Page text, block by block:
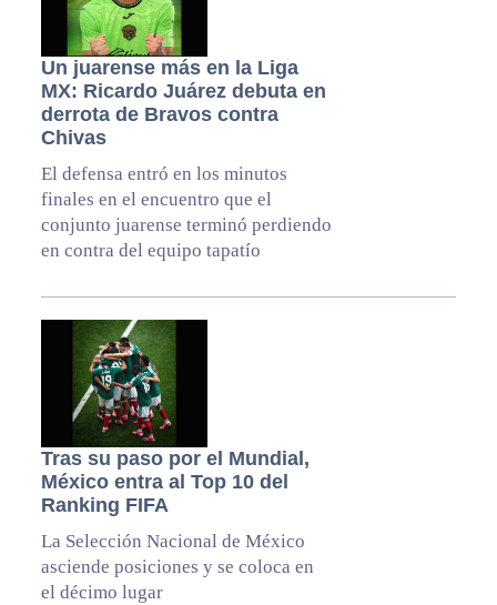
Un juarense más en la Liga
MX: Ricardo Juárez debuta en
derrota de Bravos contra
Chivas
El defensa entró en los minutos
finales en el encuentro que el
conjunto juarense terminó perdiendo
en contra del equipo tapatío
Tras su paso por el Mundial,
México entra al Top 10 del
Ranking FIFA
La Selección Nacional de México
asciende posiciones y se coloca en
el décimo lugar